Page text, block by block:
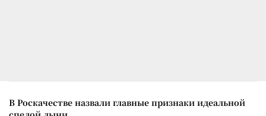
В Роскачестве назвали главные признаки идеальной